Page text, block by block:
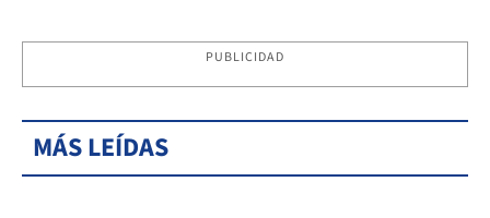
PUBLICIDAD
MÁS LEÍDAS